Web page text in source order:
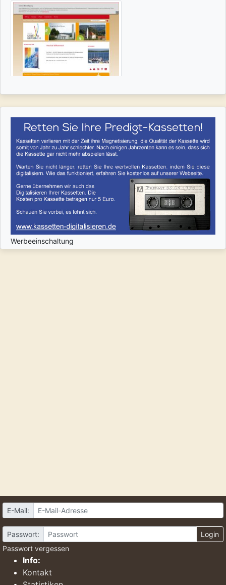
Werbeeinschaltung
E-Mail:
Passwort:
Login
Passwort vergessen
Info:
Kontakt